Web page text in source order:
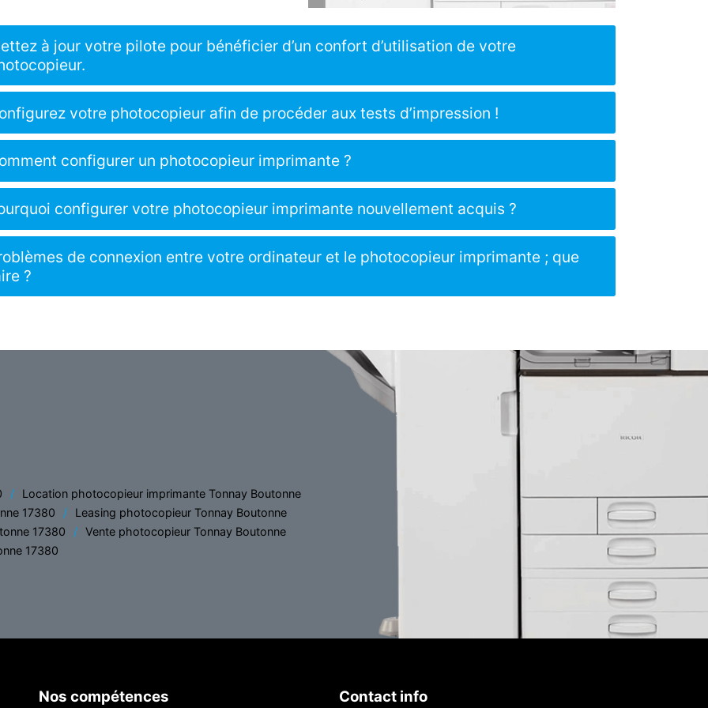
à jour votre pilote pour bénéficier d’un confort d’utilisation de votre
votre photocopieur afin de procéder aux tests d’impression !
configurer un photocopieur imprimante ?
configurer votre photocopieur imprimante nouvellement acquis ?
de connexion entre votre ordinateur et le photocopieur imprimante ; que
?
Location photocopieur imprimante Tonnay Boutonne
17380
Leasing photocopieur Tonnay Boutonne
17380
Vente photocopieur Tonnay Boutonne
17380
Nos compétences Contact info